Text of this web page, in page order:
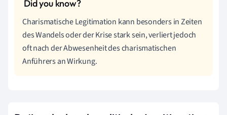
Charismatische Legitimation kann besonders in Zeiten
des Wandels oder der Krise stark sein, verliert jedoch
oft nach der Abwesenheit des charismatischen
Anführers an Wirkung.